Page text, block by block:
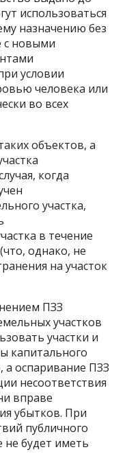
использоваться
назначению без
с новыми
условии
человека или
во всех
объектов, а
когда
участка,
в течение
однако, не
на участок
ПЗЗ
участков
участки и
капитального
а оспаривание ПЗЗ
несоответствия
вправе
убытков. При
публичного
не будет иметь